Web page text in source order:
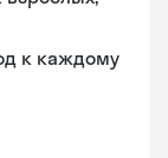
к каждому